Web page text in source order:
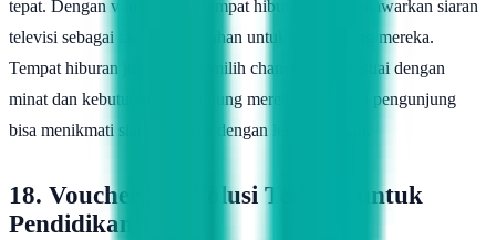
tepat. Dengan voucher TV, tempat hiburan bisa menawarkan siaran
televisi sebagai fasilitas tambahan untuk pengunjung mereka.
Tempat hiburan juga bisa memilih channel yang sesuai dengan
minat dan kebutuhan pengunjung mereka, sehingga pengunjung
bisa menikmati siaran televisi dengan lebih nyaman.
18. Voucher TV, Solusi Terbaik untuk
Pendidikan